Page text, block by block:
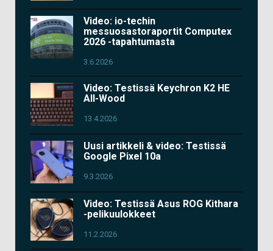
Video: io-techin
messuosastoraportit Computex
2026 -tapahtumasta
3.6.2026
Video: Testissä Keychron K2 HE
All-Wood
13.4.2026
Uusi artikkeli & video: Testissä
Google Pixel 10a
9.3.2026
Video: Testissä Asus ROG Kithara
-pelikuulokkeet
11.2.2026